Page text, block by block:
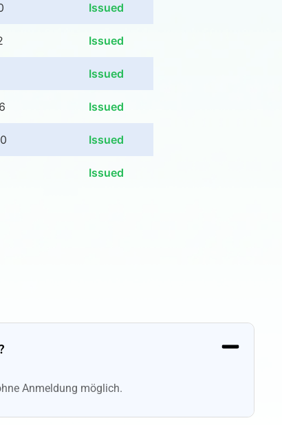
Issued
Issued
Issued
Issued
Issued
Issued
Anmeldung möglich.